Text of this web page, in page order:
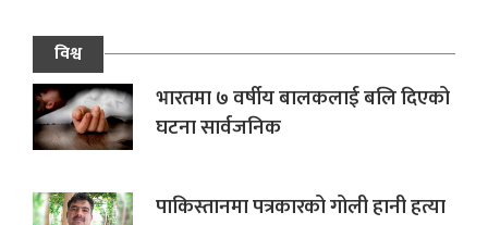
विश्व
भारतमा ७ वर्षीय बालकलाई बलि दिएको
घटना सार्वजनिक
पाकिस्तानमा पत्रकारको गोली हानी हत्या